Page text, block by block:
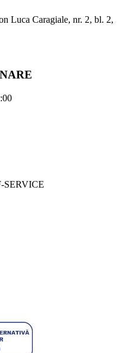
Luca Caragiale, nr. 2, bl. 2,
SERVICE